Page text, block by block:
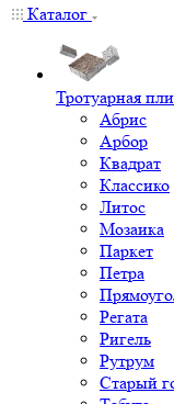
Каталог
Тротуарная
Абрис
Арбор
Квадрат
Классико
Литос
Мозаика
Паркет
Петра
Регата
Ригель
Рутрум
Старый